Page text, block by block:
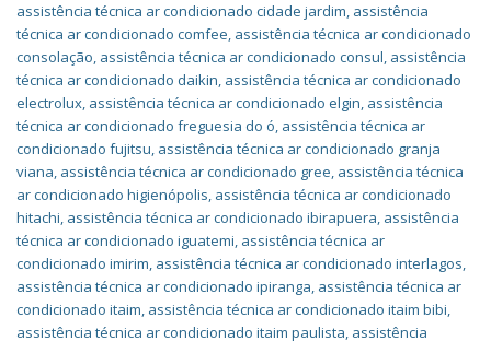
assistência técnica ar condicionado cidade jardim, assistência
técnica ar condicionado comfee, assistência técnica ar condicionado
consolação, assistência técnica ar condicionado consul, assistência
técnica ar condicionado daikin, assistência técnica ar condicionado
electrolux, assistência técnica ar condicionado elgin, assistência
técnica ar condicionado freguesia do ó, assistência técnica ar
condicionado fujitsu, assistência técnica ar condicionado granja
viana, assistência técnica ar condicionado gree, assistência técnica
ar condicionado higienópolis, assistência técnica ar condicionado
hitachi, assistência técnica ar condicionado ibirapuera, assistência
técnica ar condicionado iguatemi, assistência técnica ar
condicionado imirim, assistência técnica ar condicionado interlagos,
assistência técnica ar condicionado ipiranga, assistência técnica ar
condicionado itaim, assistência técnica ar condicionado itaim bibi,
assistência técnica ar condicionado itaim paulista, assistência